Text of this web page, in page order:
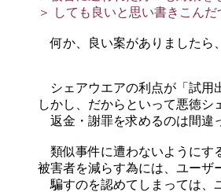
＞ しても良いと思い書きこんだ
何か、良い案がありましたら
シェアウエアの利点が「試用
しかし、だからといって悪徳シ
返金・謝罪を求めるのは間違
類似事件に遭わないようにす
被害者を減らす為には、ユーザ
騙すのを認めてしまっては、